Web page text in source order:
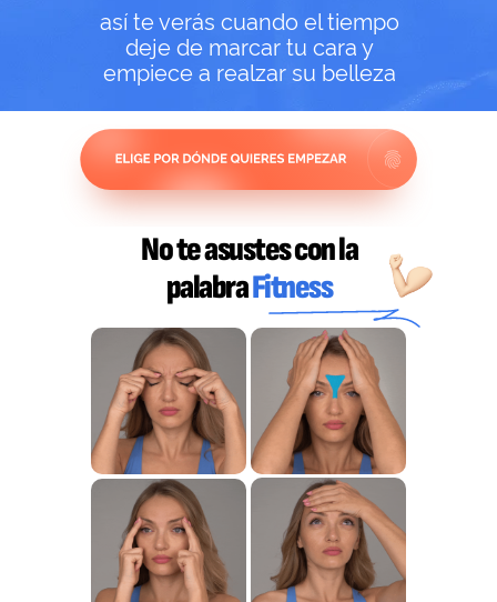
así te verás cuando el tiempo
deje de marcar tu cara y
empiece a realzar su belleza
No te asustes con la
palabraFitness